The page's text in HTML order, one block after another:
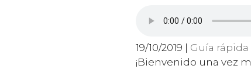
19/10/2019 | Guía
¡Bienvenido una vez